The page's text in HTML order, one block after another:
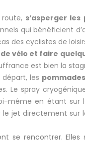
s’asperger
qui bénéficient
des cyclistes de
vélo et faire
est bien la
les
Le spray
même en étant sur
jet directement sur
se rencontrer.